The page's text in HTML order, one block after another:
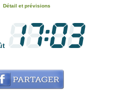
Détail et prévisions